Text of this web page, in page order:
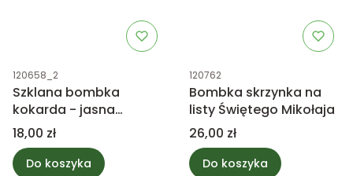
Kod produktu
120658_2
Szklana bombka
kokarda - jasna
różowa
Cena
18,00 zł
Do koszyka
Kod produktu
120762
Bombka skrzynka na
listy Świętego Mikołaja
Cena
26,00 zł
Do koszyka